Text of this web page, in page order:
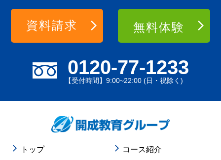
0120-77-1233
【受付時間】9:00~22:00 (日・祝除く)
資料請求 無料体験
トップ コース紹介